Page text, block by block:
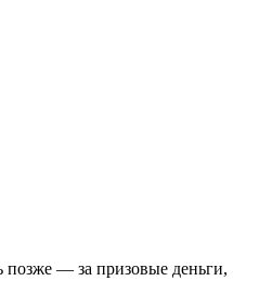
позже — за призовые деньги,